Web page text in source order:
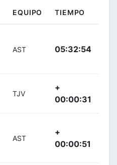
EQUIPO TIEMPO
AST 05:32:54
TJV
+
00:00:31
AST
+
00:00:51